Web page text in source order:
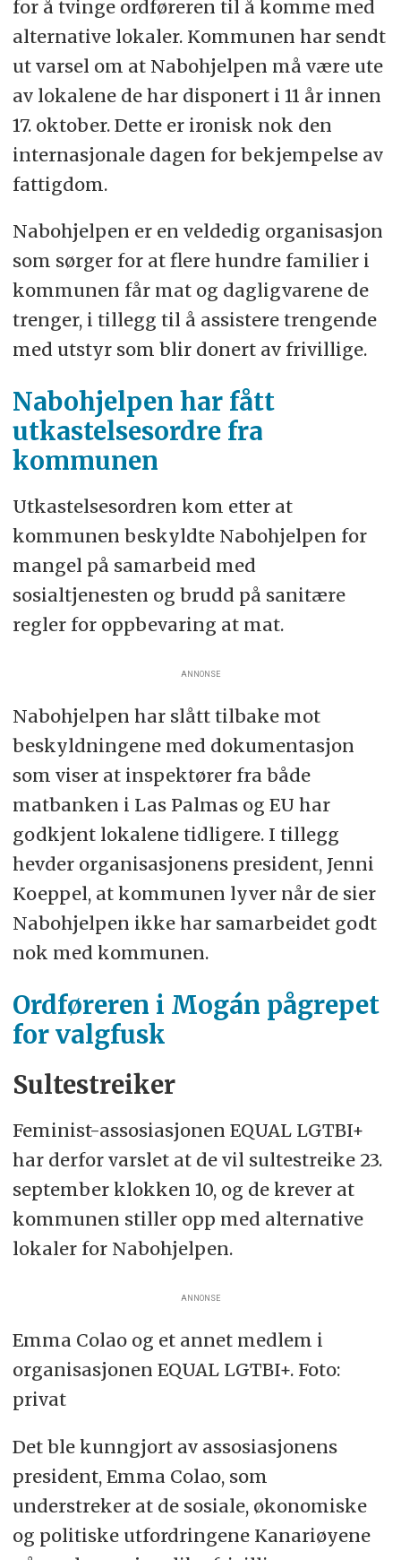
for å tvinge ordføreren til å komme med
alternative lokaler. Kommunen har sendt
ut varsel om at Nabohjelpen må være ute
av lokalene de har disponert i 11 år innen
17. oktober. Dette er ironisk nok den
internasjonale dagen for bekjempelse av
fattigdom.
Nabohjelpen er en veldedig organisasjon
som sørger for at flere hundre familier i
kommunen får mat og dagligvarene de
trenger, i tillegg til å assistere trengende
med utstyr som blir donert av frivillige.
Nabohjelpen har fått
utkastelsesordre fra
kommunen
Utkastelsesordren kom etter at
kommunen beskyldte Nabohjelpen for
mangel på samarbeid med
sosialtjenesten og brudd på sanitære
regler for oppbevaring at mat.
ANNONSE
Nabohjelpen har slått tilbake mot
beskyldningene med dokumentasjon
som viser at inspektører fra både
matbanken i Las Palmas og EU har
godkjent lokalene tidligere. I tillegg
hevder organisasjonens president, Jenni
Koeppel, at kommunen lyver når de sier
Nabohjelpen ikke har samarbeidet godt
nok med kommunen.
Ordføreren i Mogán pågrepet
for valgfusk
Sultestreiker
Feminist-assosiasjonen EQUAL LGTBI+
har derfor varslet at de vil sultestreike 23.
september klokken 10, og de krever at
kommunen stiller opp med alternative
lokaler for Nabohjelpen.
ANNONSE
Emma Colao og et annet medlem i
organisasjonen EQUAL LGTBI+. Foto:
privat
Det ble kunngjort av assosiasjonens
president, Emma Colao, som
understreker at de sosiale, økonomiske
og politiske utfordringene Kanariøyene